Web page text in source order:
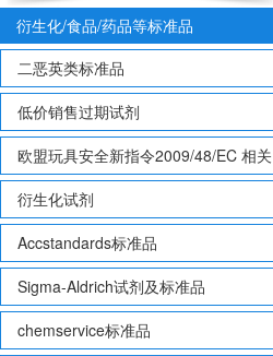
衍生化/食品/药品等标准品
二恶英类标准品
低价销售过期试剂
欧盟玩具安全新指令2009/48/EC 相关
致敏性香味剂标准品
衍生化试剂
Accstandards标准品
Sigma-Aldrich试剂及标准品
chemservice标准品